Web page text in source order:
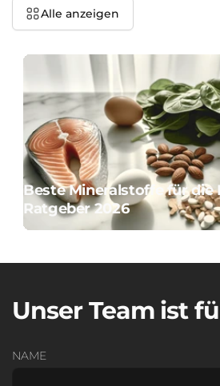
Alle anzeigen
Beste Mineralstoffe für die
Ratgeber 2026
Unser Team ist
NAME